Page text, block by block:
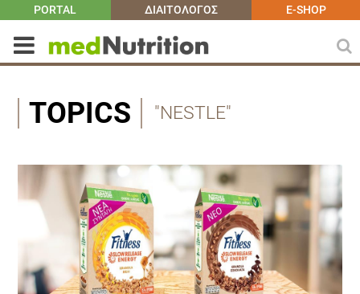
PORTAL ΔΙΑΙΤΟΛΟΓΟΣ E-SHOP
TOPICS "NESTLE"